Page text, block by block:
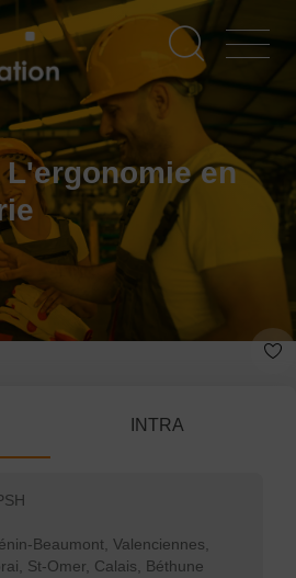
L'ergonomie en
INTRA
Beaumont, Valenciennes,
St-Omer, Calais, Béthune